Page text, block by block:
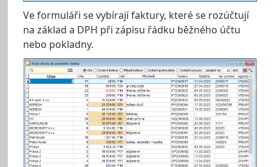
Ve formuláři se vybírají faktury, které se rozúčtují
na základ a DPH při zápisu řádku běžného účtu
nebo pokladny.